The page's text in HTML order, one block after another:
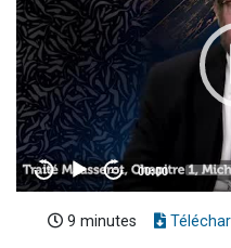
9 minutes